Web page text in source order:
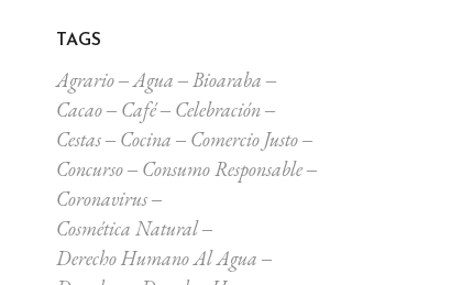
TAGS
Agrario Agua
Bioaraba
Cacao
Café
Celebración
Cestas
Cocina
Comercio Justo
Concurso
Consumo Responsable
Coronavirus
Cosmética Natural
Derecho Humano Al Agua